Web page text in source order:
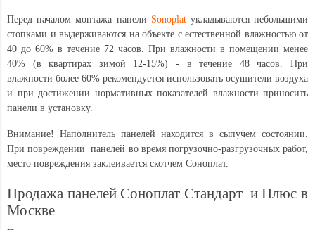
Перед началом монтажа панели Sonoplatукладываются небольшими
стопками и выдерживаются на объекте с естественной влажностью от
40 до 60% в течение 72 часов. При влажности в помещении менее
40% (в квартирах зимой 12-15%) - в течение 48 часов. При
влажности более 60% рекомендуется использовать осушители воздуха
и при достижении нормативных показателей влажности приносить
панели в установку.
Внимание! Наполнитель панелей находится в сыпучем состоянии.
При повреждении панелей во время погрузочно-разгрузочных работ,
место повреждения заклеивается скотчем Соноплат.
Продажа панелей Соноплат Стандарт и Плюс в
Москве